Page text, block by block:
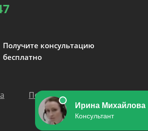
Получите консультацию
бесплатно
Политика персональных данных